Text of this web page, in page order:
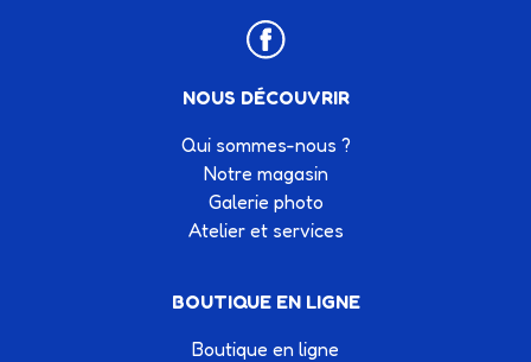
NOUS DÉCOUVRIR
Qui sommes-nous ?
Notre magasin
Galerie photo
Atelier et services
BOUTIQUE EN LIGNE
Boutique en ligne